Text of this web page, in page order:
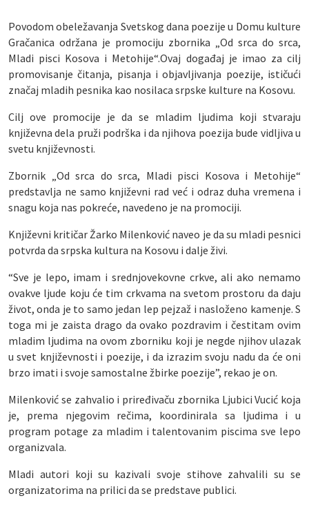
Povodom obeležavanja Svetskog dana poezije u Domu kulture
Gračanica održana je promociju zbornika „Od srca do srca,
Mladi pisci Kosova i Metohije“.Ovaj događaj je imao za cilj
promovisanje čitanja, pisanja i objavljivanja poezije, ističući
značaj mladih pesnika kao nosilaca srpske kulture na Kosovu.
Cilj ove promocije je da se mladim ljudima koji stvaraju
književna dela pruži podrška i da njihova poezija bude vidljiva u
svetu književnosti.
Zbornik „Od srca do srca, Mladi pisci Kosova i Metohije“
predstavlja ne samo književni rad već i odraz duha vremena i
snagu koja nas pokreće, navedeno je na promociji.
Književni kritičar Žarko Milenković naveo je da su mladi pesnici
potvrda da srpska kultura na Kosovu i dalje živi.
“Sve je lepo, imam i srednjovekovne crkve, ali ako nemamo
ovakve ljude koju će tim crkvama na svetom prostoru da daju
život, onda je to samo jedan lep pejzaž i nasloženo kamenje. S
toga mi je zaista drago da ovako pozdravim i čestitam ovim
mladim ljudima na ovom zborniku koji je negde njihov ulazak
u svet književnosti i poezije, i da izrazim svoju nadu da će oni
brzo imati i svoje samostalne žbirke poezije”, rekao je on.
Milenković se zahvalio i priređivaču zbornika Ljubici Vucić koja
je, prema njegovim rečima, koordinirala sa ljudima i u
program potage za mladim i talentovanim piscima sve lepo
organizvala.
Mladi autori koji su kazivali svoje stihove zahvalili su se
organizatorima na prilici da se predstave publici.